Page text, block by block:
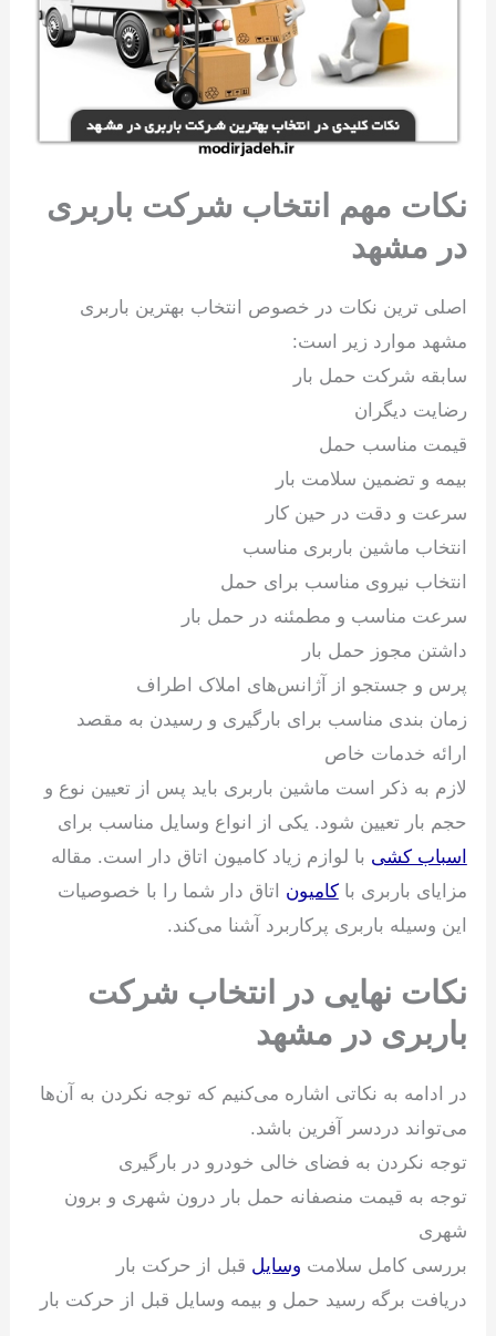
نکات مهم انتخاب شرکت باربری
در مشهد
اصلی ترین نکات در خصوص انتخاب بهترین باربری
مشهد موارد زیر است:
سابقه شرکت حمل بار
رضایت دیگران
قیمت مناسب حمل
بیمه و تضمین سلامت بار
سرعت و دقت در حین کار
انتخاب ماشین باربری مناسب
انتخاب نیروی مناسب برای حمل
سرعت مناسب و مطمئنه در حمل بار
داشتن مجوز حمل بار
پرس و جستجو از آژانس‌های املاک اطراف
زمان بندی مناسب برای بارگیری و رسیدن به مقصد
ارائه خدمات خاص
لازم به ذکر است ماشین باربری باید پس از تعیین نوع و
حجم بار تعیین شود. یکی از انواع وسایل مناسب برای
اسباب کشی با لوازم زیاد کامیون اتاق دار است. مقاله
مزایای باربری باکامیون اتاق دار شما را با خصوصیات
این وسیله باربری پرکاربرد آشنا می‌کند.
نکات نهایی در انتخاب شرکت
باربری در مشهد
در ادامه به نکاتی اشاره می‌کنیم که توجه نکردن به آن‌ها
می‌تواند دردسر آفرین باشد.
توجه نکردن به فضای خالی خودرو در بارگیری
توجه به قیمت منصفانه حمل بار درون شهری و برون
شهری
بررسی کامل سلامت وسایل قبل از حرکت بار
دریافت برگه رسید حمل و بیمه وسایل قبل از حرکت بار